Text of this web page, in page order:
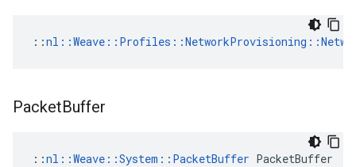
::
PacketBuffer
::nl::Weave::System::PacketBuffer PacketBuffer